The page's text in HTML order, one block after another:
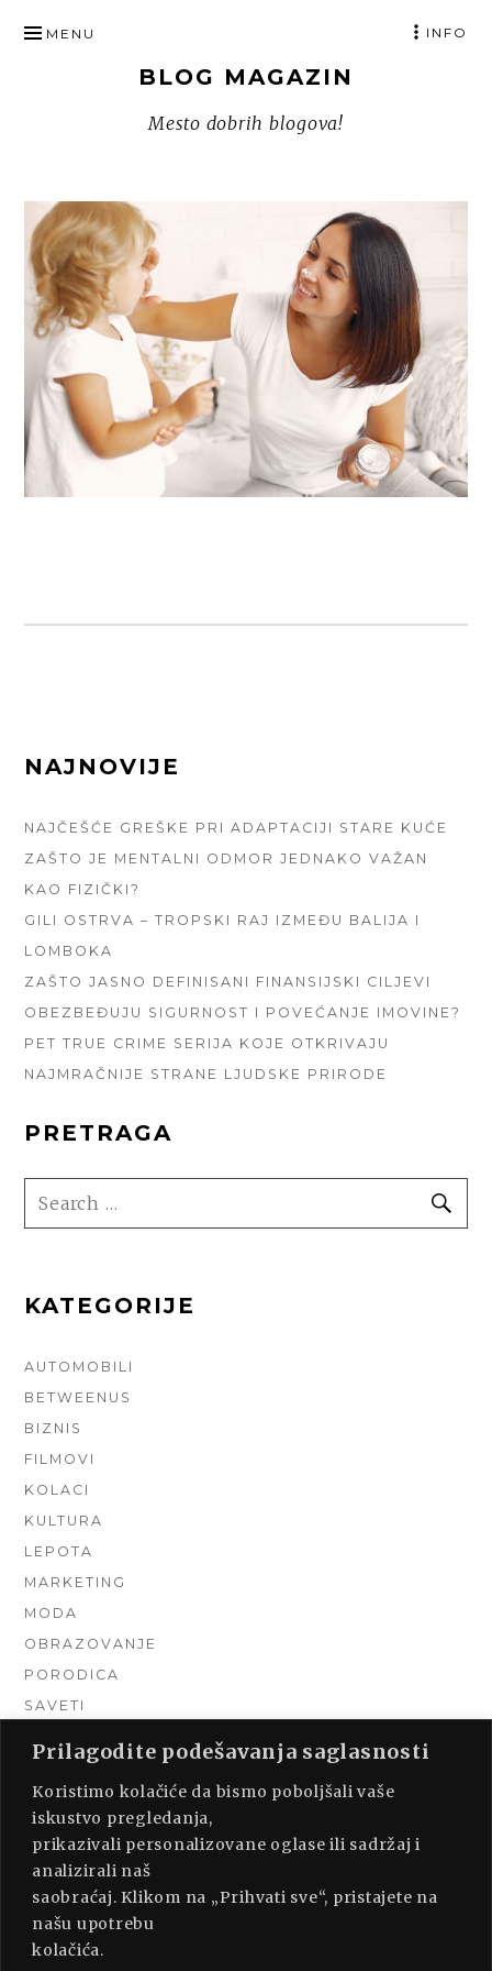
Prilagodite podešavanja saglasnosti
Koristimo kolačiće da bismo poboljšali vaše
iskustvo pregledanja,
prikazivali personalizovane oglase ili sadržaj i
analizirali naš
saobraćaj. Klikom na „Prihvati sve“, pristajete na
našu upotrebu
kolačića.
TO
BLOG MAGAZIN
Mesto dobrih blogova!
MENU INFO
FOOTER
NAJNOVIJE
NAJČEŠĆE GREŠKE PRI ADAPTACIJI STARE KUĆE
ZAŠTO JE MENTALNI ODMOR JEDNAKO VAŽAN
KAO FIZIČKI?
GILI OSTRVA – TROPSKI RAJ IZMEĐU BALIJA I
LOMBOKA
ZAŠTO JASNO DEFINISANI FINANSIJSKI CILJEVI
OBEZBEĐUJU SIGURNOST I POVEĆANJE IMOVINE?
PET TRUE CRIME SERIJA KOJE OTKRIVAJU
NAJMRAČNIJE STRANE LJUDSKE PRIRODE
PRETRAGA
SEARCH
FOR:
KATEGORIJE
AUTOMOBILI
BETWEENUS
BIZNIS
FILMOVI
KOLACI
KULTURA
LEPOTA
MARKETING
MODA
OBRAZOVANJE
PORODICA
SAVETI
TURIZAM
UNCATEGORIZED
URADI SAM
UREĐENJE DOMA
ZDRAVLJE